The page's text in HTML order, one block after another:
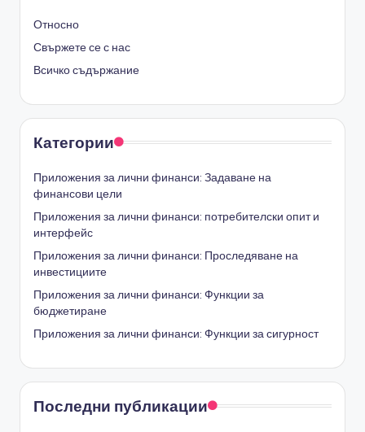
Относно
Свържете се с нас
Всичко съдържание
Категории
Приложения за лични финанси: Задаване на
финансови цели
Приложения за лични финанси: потребителски опит и
интерфейс
Приложения за лични финанси: Проследяване на
инвестициите
Приложения за лични финанси: Функции за
бюджетиране
Приложения за лични финанси: Функции за сигурност
Последни публикации